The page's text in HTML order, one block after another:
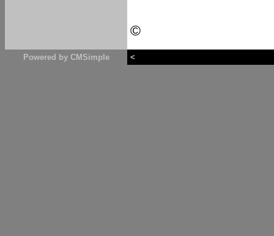
©
Powered by CMSimple <